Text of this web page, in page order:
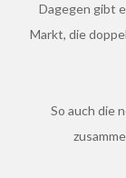
Dagegen gibt es nun immer mehr Stylingprodukte auf dem
Markt, die
So auch die